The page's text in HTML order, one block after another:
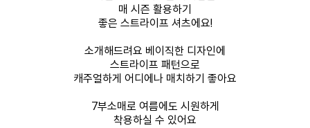
매 시즌 활용하기
좋은 스트라이프 셔츠에요!
소개해드려요 베이직한 디자인에
스트라이프 패턴으로
캐주얼하게 어디에나 매치하기 좋아요
7부소매로 여름에도 시원하게
착용하실 수 있어요